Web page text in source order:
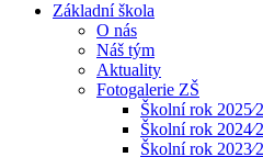
Základní škola
O nás
Náš tým
Aktuality
Fotogalerie ZŠ
Školní rok
Školní rok
Školní rok